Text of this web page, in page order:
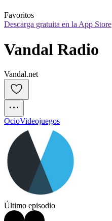
Favoritos
Descarga gratuita en la App Store
Vandal Radio
Vandal.net
OcioVideojuegos
Último episodio